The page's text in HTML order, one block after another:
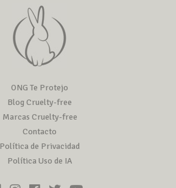
ONG Te Protejo
Blog Cruelty-free
Marcas Cruelty-free
Contacto
Política de Privacidad
Política Uso de IA